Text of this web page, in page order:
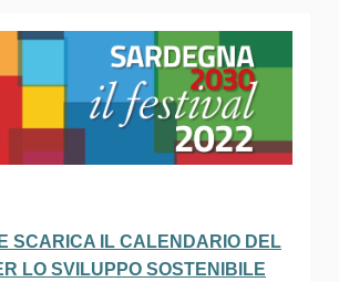
SCARICA IL CALENDARIO DEL
LO SVILUPPO SOSTENIBILE